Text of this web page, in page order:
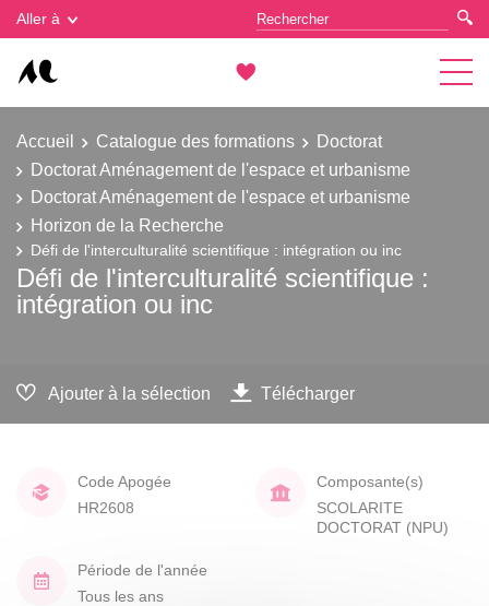
Aller à
Accueil Catalogue des formations
Doctorat
Doctorat Aménagement de l'espace et urbanisme
Doctorat Aménagement de l'espace et urbanisme
Horizon de la Recherche
Défi de l'interculturalité scientifique : intégration ou inc
Défi de l'interculturalité scientifique :
intégration ou inc
Ajouter à la sélection Télécharger
Code Apogée
HR2608
Composante(s)
SCOLARITE
DOCTORAT (NPU)
Période de l'année
Tous les ans
Gestion des cookies